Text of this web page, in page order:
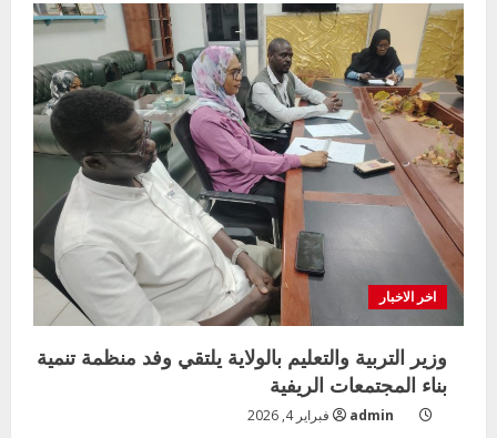
تعليم
قبل
المدرسة
بوزارة
التربيةنحو
تعليم
جيد
متميز
من
محلية
الكاملين
اخر الاخبار
وزير التربية والتعليم بالولاية يلتقي وفد منظمة تنمية
بناء المجتمعات الريفية
admin فبراير 4, 2026